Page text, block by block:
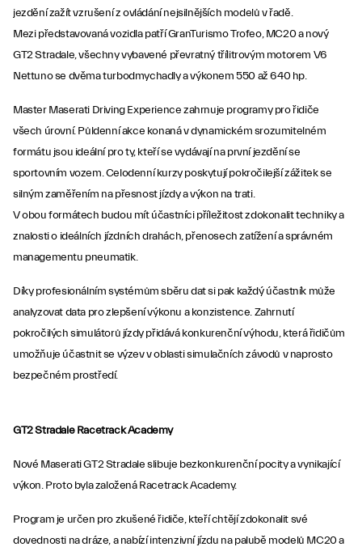
jezdění zažít vzrušení z ovládání nejsilnějších modelů v řadě.
Mezi představovaná vozidla patří GranTurismo Trofeo, MC20 a nový
GT2 Stradale, všechny vybavené převratný třílitrovým motorem V6
Nettuno se dvěma turbodmychadly a výkonem 550 až 640 hp.
Master Maserati Driving Experience zahrnuje programy pro řidiče
všech úrovní. Půldenní akce konaná v dynamickém srozumitelném
formátu jsou ideální pro ty, kteří se vydávají na první jezdění se
sportovním vozem. Celodenní kurzy poskytují pokročilejší zážitek se
silným zaměřením na přesnost jízdy a výkon na trati.
V obou formátech budou mít účastníci příležitost zdokonalit techniky a
znalosti o ideálních jízdních drahách, přenosech zatížení a správném
managementu pneumatik.
Díky profesionálním systémům sběru dat si pak každý účastník může
analyzovat data pro zlepšení výkonu a konzistence. Zahrnutí
pokročilých simulátorů jízdy přidává konkurenční výhodu, která řidičům
umožňuje účastnit se výzev v oblasti simulačních závodů v naprosto
bezpečném prostředí.
GT2 Stradale Racetrack Academy
Nové Maserati GT2 Stradale slibuje bezkonkurenční pocity a vynikající
výkon. Proto byla založená Racetrack Academy.
Program je určen pro zkušené řidiče, kteří chtějí zdokonalit své
dovednosti na dráze, a nabízí intenzivní jízdu na palubě modelů MC20 a